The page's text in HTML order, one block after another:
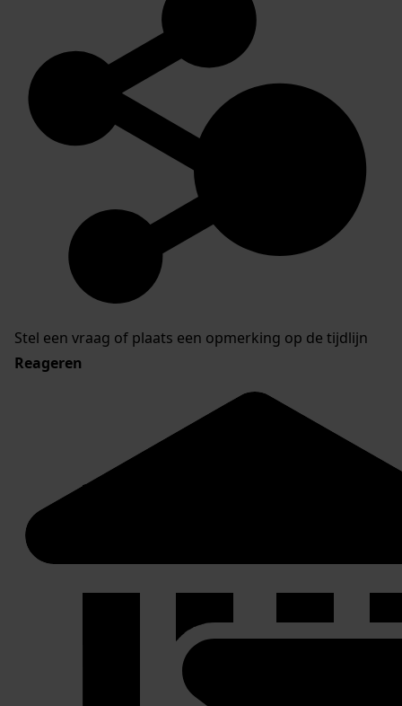
Stel een vraag of plaats een opmerking op de tijdlijn
Reageren